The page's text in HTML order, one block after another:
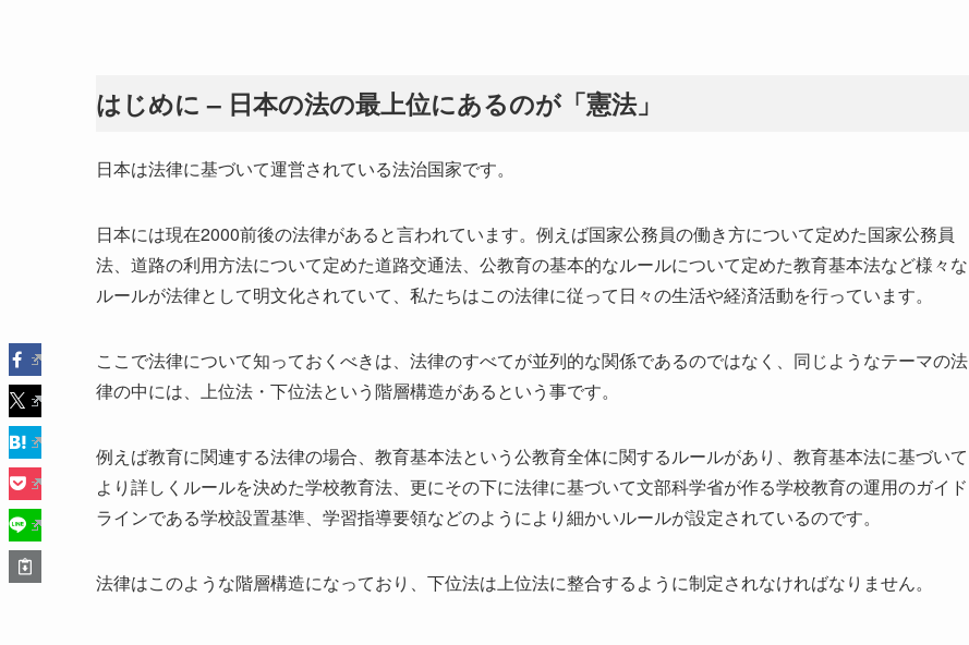
はじめに – 日本の法の最上位にあるのが「憲法」
日本は法律に基づいて運営されている法治国家です。
日本には現在2000前後の法律があると言われています。例えば国家公務員の働き方について定めた国家公務員
法、道路の利用方法について定めた道路交通法、公教育の基本的なルールについて定めた教育基本法など様々な
ルールが法律として明文化されていて、私たちはこの法律に従って日々の生活や経済活動を行っています。
ここで法律について知っておくべきは、法律のすべてが並列的な関係であるのではなく、同じようなテーマの法
律の中には、上位法・下位法という階層構造があるという事です。
例えば教育に関連する法律の場合、教育基本法という公教育全体に関するルールがあり、教育基本法に基づいて
より詳しくルールを決めた学校教育法、更にその下に法律に基づいて文部科学省が作る学校教育の運用のガイド
ラインである学校設置基準、学習指導要領などのようにより細かいルールが設定されているのです。
法律はこのような階層構造になっており、下位法は上位法に整合するように制定されなければなりません。